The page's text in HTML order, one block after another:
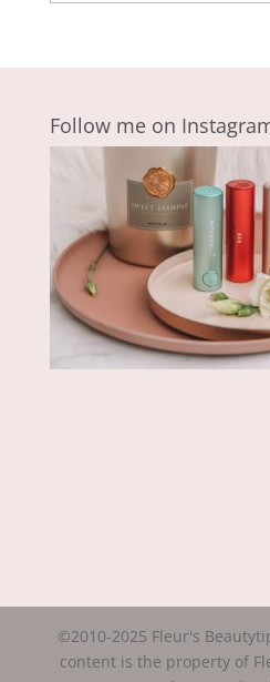
Follow me on
©2010-2025 Fleur's
content is the property of